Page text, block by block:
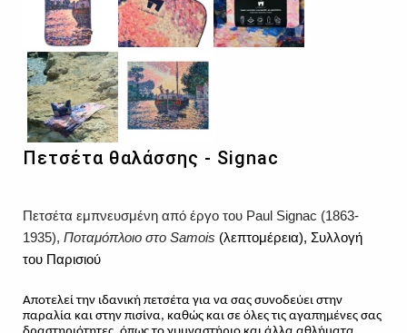
Πετσέτα θαλάσσης - Signac
Πετσέτα εμπνευσμένη από έργο του Paul Signac (1863-
1935), Ποταμόπλοιο στο Samois (λεπτομέρεια), Συλλογή
του Παρισιού
Αποτελεί την ιδανική πετσέτα για να σας συνοδεύει στην
παραλία και στην πισίνα, καθώς και σε όλες τις αγαπημένες σας